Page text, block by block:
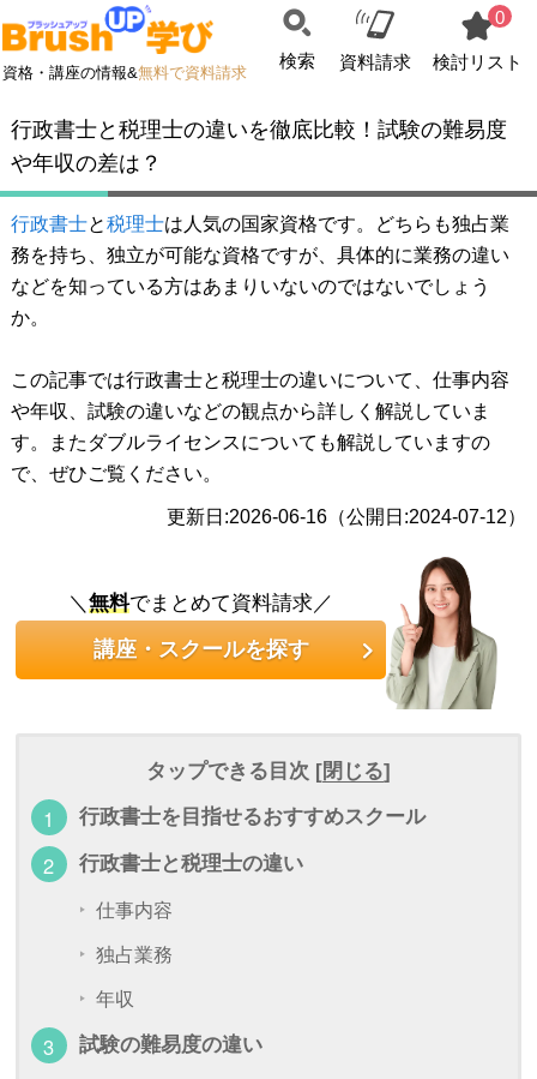
資格・講座の情報&無料で資料請求
検索 資料請求
0
検討リスト
行政書士と税理士の違いを徹底比較！試験の難易度
や年収の差は？
行政書士と税理士は人気の国家資格です。どちらも独占業
務を持ち、独立が可能な資格ですが、具体的に業務の違い
などを知っている方はあまりいないのではないでしょう
か。
この記事では行政書士と税理士の違いについて、仕事内容
や年収、試験の違いなどの観点から詳しく解説していま
す。またダブルライセンスについても解説していますの
で、ぜひご覧ください。
更新日:2026-06-16（公開日:2024-07-12）
＼無料でまとめて資料請求／
講座・スクールを探す
タップできる目次 [閉じる]
行政書士を目指せるおすすめスクール
行政書士と税理士の違い
仕事内容
独占業務
年収
試験の難易度の違い